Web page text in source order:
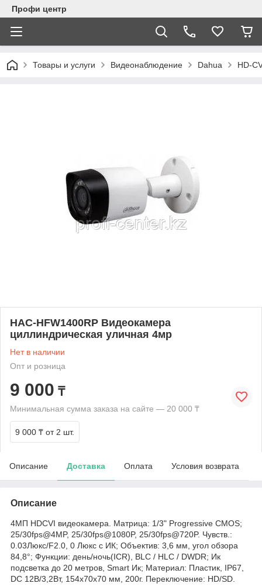
Профи центр
Товары и услуги Видеонаблюдение Dahua HD-
HAC-HFW1400RP Видеокамера
циллиндрическая уличная 4мр
Нет в наличии
Опт и розница
9 000 ₸
Минимальная сумма заказа на сайте — 20 000 ₸
9 000 ₸ от 2 шт.
Описание Доставка Оплата Условия возврата
Описание
4МП HDCVI видеокамера. Матрица: 1/3" Progressive CMOS;
25/30fps@4MP, 25/30fps@1080P, 25/30fps@720P. Чувств.:
0.03Люкс/F2.0, 0 Люкс с ИК; Объектив: 3,6 мм, угол обзора
84,8°; Функции: день/ночь(ICR), BLC / HLC / DWDR; Ик
подсветка до 20 метров, Smart Ик; Материал: Пластик, IP67,
DC 12В/3,2Вт, 154x70x70 мм, 200г. Переключение: HD/SD.